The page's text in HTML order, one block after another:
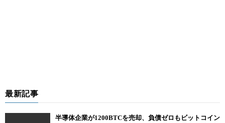
最新記事
半導体企業が1200BTCを売却、負債ゼロもビットコイン